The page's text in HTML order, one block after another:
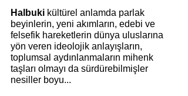
Halbuki kültürel anlamda parlak
beyinlerin, yeni akımların, edebi ve
felsefik hareketlerin dünya uluslarına
yön veren ideolojik anlayışların,
toplumsal aydınlanmaların mihenk
taşları olmayı da sürdürebilmişler
nesiller boyu...